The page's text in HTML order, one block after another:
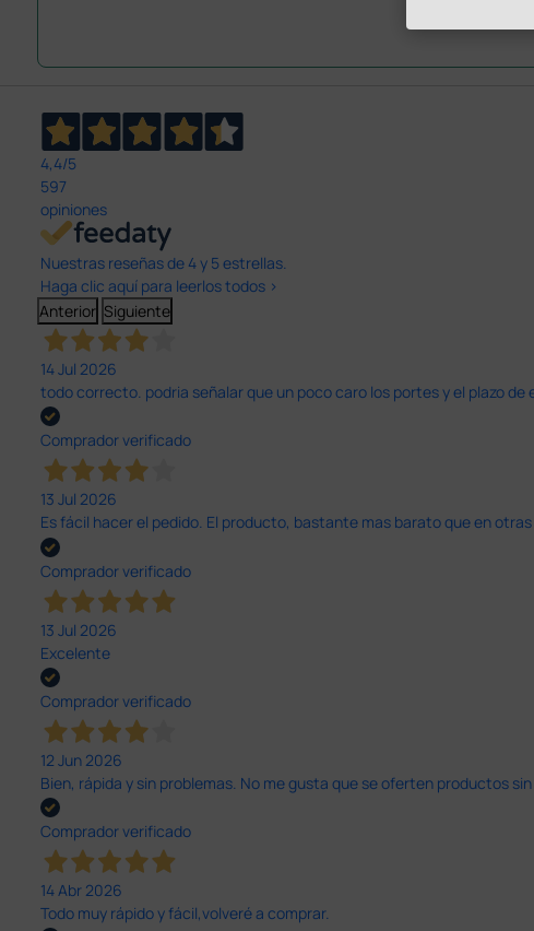
4,4/5
597
opiniones
Nuestras reseñas de 4 y 5 estrellas.
Haga clic aquí para leerlos todos >
Anterior Siguiente
14 Jul 2026
todo correcto. podria señalar que un poco caro los portes y el plazo de
Comprador verificado
13 Jul 2026
Es fácil hacer el pedido. El producto, bastante mas barato que en
Comprador verificado
13 Jul 2026
Excelente
Comprador verificado
12 Jun 2026
Bien, rápida y sin problemas. No me gusta que se oferten productos
Comprador verificado
14 Abr 2026
Todo muy rápido y fácil,volveré a comprar.